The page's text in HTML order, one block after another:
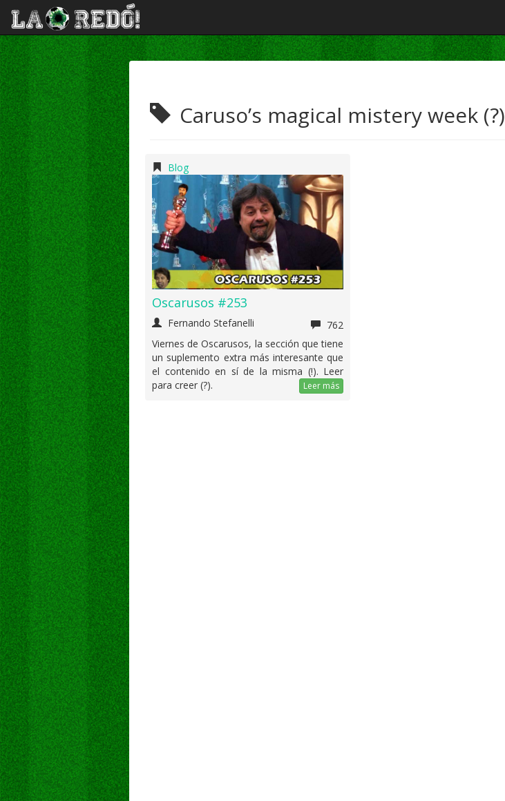
Caruso’s magical mistery week (?)
Blog
Oscarusos #253
Fernando Stefanelli
762
Viernes de Oscarusos, la sección que tiene
un suplemento extra más interesante que
el contenido en sí de la misma (!). Leer
para creer (?).
Leer más